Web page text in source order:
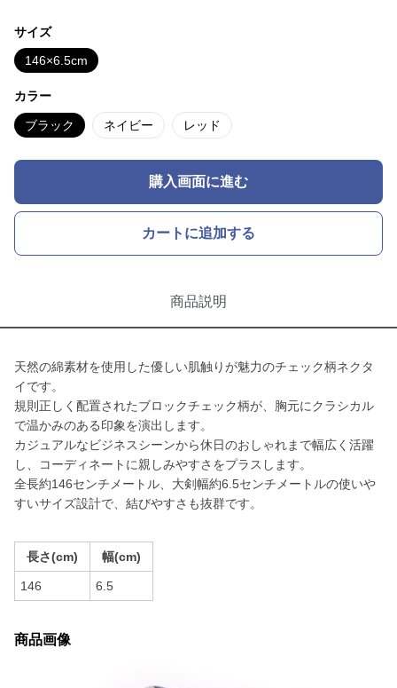
サイズ
146×6.5cm
カラー
ブラック ネイビー レッド
購入画面に進む
カートに追加する
商品説明
天然の綿素材を使用した優しい肌触りが魅力のチェック柄ネクタ
イです。
規則正しく配置されたブロックチェック柄が、胸元にクラシカル
で温かみのある印象を演出します。
カジュアルなビジネスシーンから休日のおしゃれまで幅広く活躍
し、コーディネートに親しみやすさをプラスします。
全長約146センチメートル、大剣幅約6.5センチメートルの使いや
すいサイズ設計で、結びやすさも抜群です。
長さ(cm) 幅(cm)
146 6.5
商品画像